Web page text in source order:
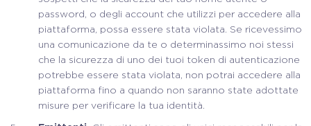
password, o degli account che utilizzi per accedere alla
piattaforma, possa essere stata violata. Se ricevessimo
una comunicazione da te o determinassimo noi stessi
che la sicurezza di uno dei tuoi token di autenticazione
potrebbe essere stata violata, non potrai accedere alla
piattaforma fino a quando non saranno state adottate
misure per verificare la tua identità.